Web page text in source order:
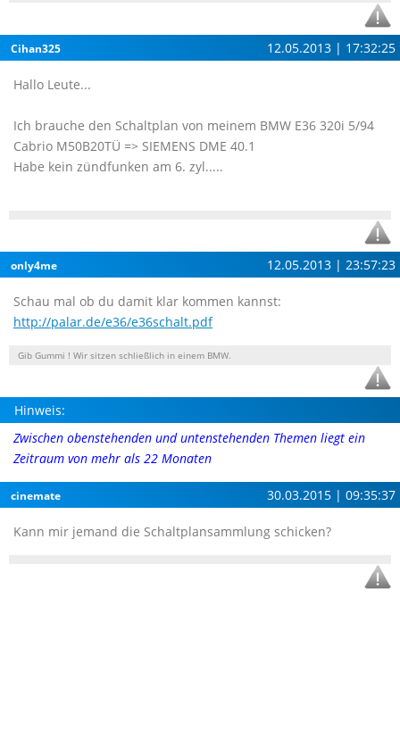
Cihan325 12.05.2013 | 17:32:25
Hallo Leute...
Ich brauche den Schaltplan von meinem BMW E36 320i 5/94
Cabrio M50B20TÜ => SIEMENS DME 40.1
Habe kein zündfunken am 6. zyl.....
only4me 12.05.2013 | 23:57:23
Schau mal ob du damit klar kommen kannst:
http://palar.de/e36/e36schalt.pdf
Gib Gummi ! Wir sitzen schließlich in einem BMW.
Hinweis:
Zwischen obenstehenden und untenstehenden Themen liegt ein
Zeitraum von mehr als 22 Monaten
cinemate 30.03.2015 | 09:35:37
Kann mir jemand die Schaltplansammlung schicken?